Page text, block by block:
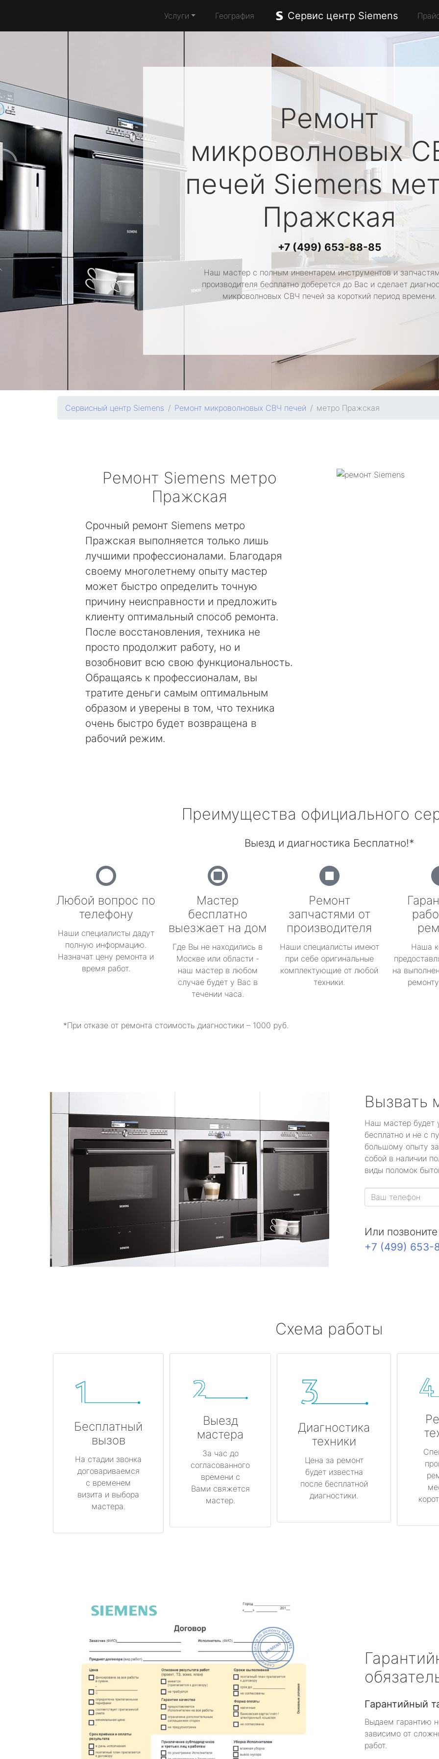
Услуги География Сервис центр Siemens
Ремонт
микроволновых
печей Siemens
Пражская
+7 (499) 653-88-85
Наш мастер с полным инвентарем инструментов и
производителя бесплатно доберется до Вас и сделает
микроволновых СВЧ печей за короткий период времени.
Сервисный центр Siemens Ремонт микроволновых СВЧ печей метро Пражская
Ремонт Siemens метро
Пражская
Срочный ремонт Siemens метро
Пражская выполняется только лишь
лучшими профессионалами. Благодаря
своему многолетнему опыту мастер
может быстро определить точную
причину неисправности и предложить
клиенту оптимальный способ ремонта.
После восстановления, техника не
просто продолжит работу, но и
возобновит всю свою функциональность.
Обращаясь к профессионалам, вы
тратите деньги самым оптимальным
образом и уверены в том, что техника
очень быстро будет возвращена в
рабочий режим.
Преимущества официального
Выезд и диагностика Бесплатно!*
Любой вопрос по
телефону
Наши специалисты дадут
полную информацию.
Назначат цену ремонта и
время работ.
Мастер
бесплатно
выезжает на дом
Где Вы не находились в
Москве или области -
наш мастер в любом
случае будет у Вас в
течении часа.
Ремонт
запчастями от
производителя
Наши специалисты имеют
при себе оригинальные
комплектующие от любой
техники.
Наша
на
*При отказе от ремонта стоимость диагностики – 1000 руб.
Вызвать
Наш мастер будет
бесплатно и не с
большому опыту
собой в наличии
виды поломок
Или
+7 (499) 653-
Схема работы
Бесплатный
вызов
На стадии звонка
договариваемся
с временем
визита и выбора
мастера.
Выезд
мастера
За час до
согласованного
времени с
Вами свяжется
мастер.
Диагностика
техники
Цена за ремонт
будет известна
после бесплатной
диагностики.
Гарантийный
Выдаем гарантию
зависимо от
работ.